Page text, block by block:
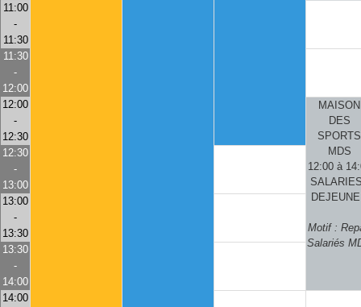
11:00
-
11:30
11:30
-
12:00
12:00
-
12:30
MAISON
DES
SPORTS
MDS
12:00 à
Motif :
Salariés
12:30
-
13:00
13:00
-
13:30
13:30
-
14:00
14:00